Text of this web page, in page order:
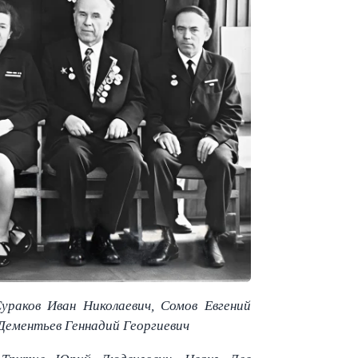
Иван Николаевич, Сомов Евгений
Геннадий Георгиевич